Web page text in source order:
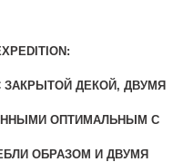
ДЕКОЙ, ДВУМЯ
ОПТИМАЛЬНЫМ С
ОБРАЗОМ И ДВУМЯ